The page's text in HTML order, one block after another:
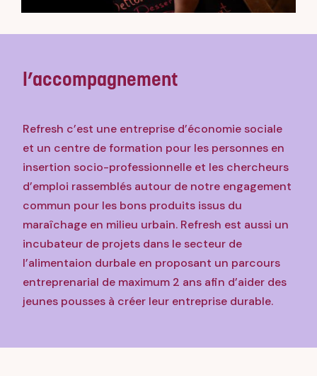
l’accompagnement
Refresh c’est une entreprise d’économie sociale
et un centre de formation pour les personnes en
insertion socio-professionnelle et les chercheurs
d’emploi rassemblés autour de notre engagement
commun pour les bons produits issus du
maraîchage en milieu urbain. Refresh est aussi un
incubateur de projets dans le secteur de
l’alimentaion durbale en proposant un parcours
entreprenarial de maximum 2 ans afin d’aider des
jeunes pousses à créer leur entreprise durable.